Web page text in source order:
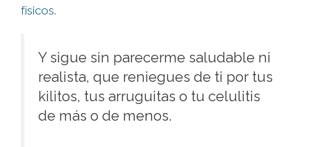
físicos.
Y sigue sin parecerme saludable ni
realista, que reniegues de ti por tus
kilitos, tus arruguitas o tu celulitis
de más o de menos.